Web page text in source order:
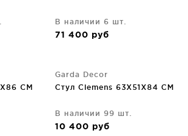
В наличии 6 шт.
71 400 руб
CM
Garda Decor
Стул Clemens 63X51X84 CM
В наличии 99 шт.
10 400 руб